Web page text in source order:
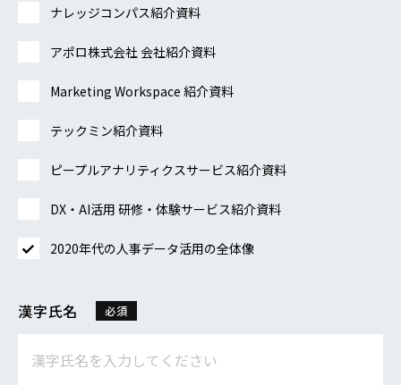
ナレッジコンパス紹介資料
アポロ株式会社 会社紹介資料
Marketing Workspace 紹介資料
テックミン紹介資料
ピープルアナリティクスサービス紹介資料
DX・AI活用 研修・体験サービス紹介資料
2020年代の人事データ活用の全体像
漢字氏名 必須